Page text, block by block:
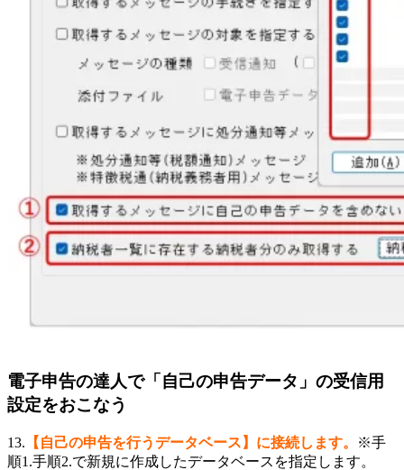
電子申告の達人で「自己の申告データ」の受信用
設定をおこなう
13. 【自己の申告を行うデータベース】に接続します。
※手
順1.手順2.で新規に作成したデータベースを指定します。